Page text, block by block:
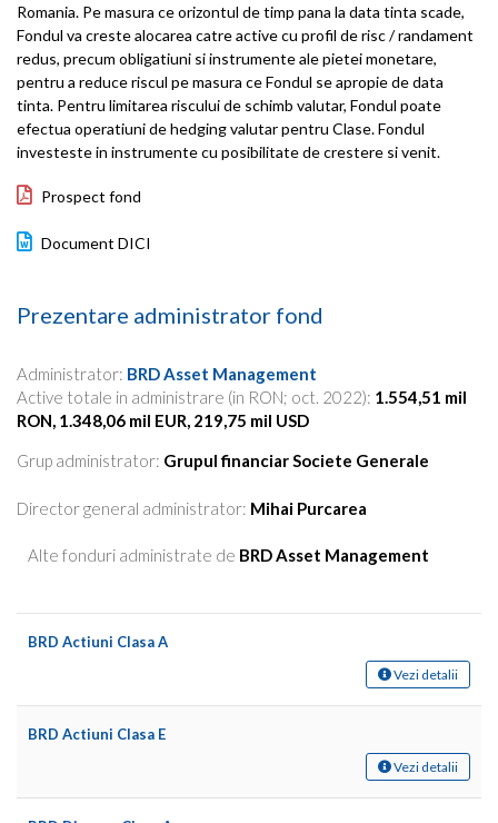
Romania. Pe masura ce orizontul de timp pana la data tinta scade,
Fondul va creste alocarea catre active cu profil de risc / randament
redus, precum obligatiuni si instrumente ale pietei monetare,
pentru a reduce riscul pe masura ce Fondul se apropie de data
tinta. Pentru limitarea riscului de schimb valutar, Fondul poate
efectua operatiuni de hedging valutar pentru Clase. Fondul
investeste in instrumente cu posibilitate de crestere si venit.
Prospect fond
Document DICI
Prezentare administrator fond
Administrator: BRD Asset Management
Active totale in administrare (in RON; oct. 2022): 1.554,51 mil
RON, 1.348,06 mil EUR, 219,75 mil USD
Grup administrator: Grupul financiar Societe Generale
Director general administrator: Mihai Purcarea
Alte fonduri administrate de BRD Asset Management
BRD Actiuni Clasa A
Vezi detalii
BRD Actiuni Clasa E
Vezi detalii